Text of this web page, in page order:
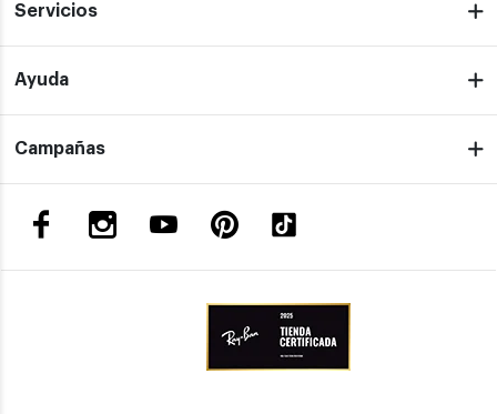
Servicios
Ayuda
Campañas